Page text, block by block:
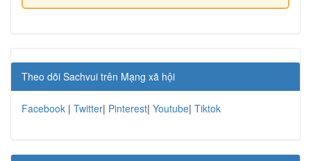
Theo dõi Sachvui trên Mạng xã hội
Facebook | Twitter| Pinterest| Youtube| Tiktok